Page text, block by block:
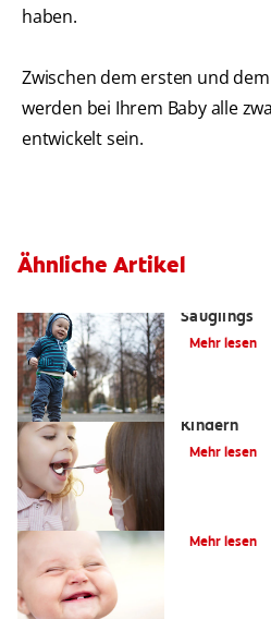
haben.
Zwischen dem ersten und
werden bei Ihrem Baby alle
entwickelt sein.
Ähnliche Artikel
Säuglings
Mehr lesen
Kindern
Mehr lesen
Mehr lesen